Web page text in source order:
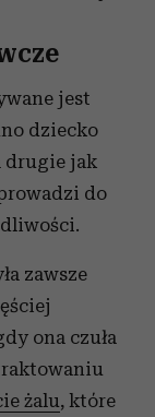
jest
dziecko
drugie jak
do
zawsze
ona czuła
żalu, które